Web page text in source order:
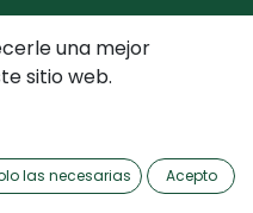
una mejor
sitio web.
las necesarias Acepto